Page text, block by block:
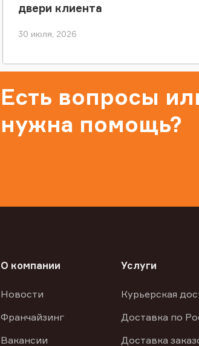
двери клиента
30 июля, 2026
Есть вопросы
нужна помощь?
О компании
Новости
Франчайзинг
Вакансии
Услуги
Курьерская
Доставка по
Доставка